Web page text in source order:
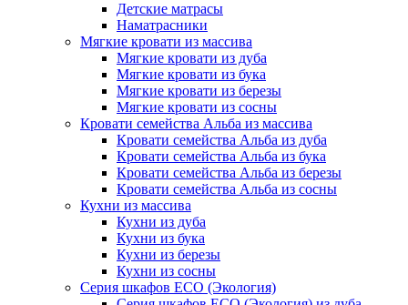
Детские матрасы
Наматрасники
Мягкие кровати из массива
Мягкие кровати из дуба
Мягкие кровати из бука
Мягкие кровати из березы
Мягкие кровати из сосны
Кровати семейства Альба из массива
Кровати семейства Альба из дуба
Кровати семейства Альба из бука
Кровати семейства Альба из березы
Кровати семейства Альба из сосны
Кухни из массива
Кухни из дуба
Кухни из бука
Кухни из березы
Кухни из сосны
Серия шкафов ECO (Экология)